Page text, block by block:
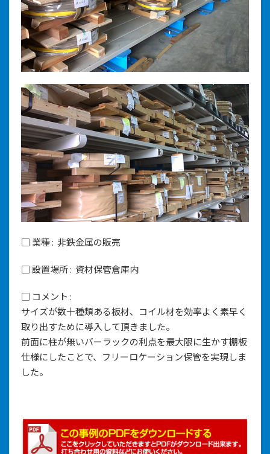
□ 業種 : 非鉄金属の販売
□ 設置場所 : 資材保管倉庫内
□ コメント :
サイズが数十種類ある板材、コイル材を効率よく素早く
取り出すために導入して頂きました。
前面に柱が無いバーラックの利点を最大限に生かす棚板
仕様にしたことで、フリーロケーション保管を実現しま
した。